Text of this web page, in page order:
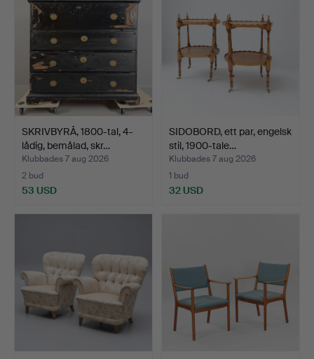
SKRIVBYRÅ, 1800-tal, 4-
lådig, bemålad, skr…
Klubbades 7 aug 2026
2 bud
53 USD
SIDOBORD, ett par, engelsk
stil, 1900-tale…
Klubbades 7 aug 2026
1 bud
32 USD